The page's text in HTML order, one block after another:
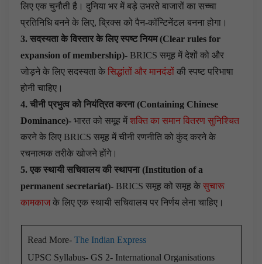
लिए एक चुनौती है। दुनिया भर में बड़े उभरते बाजारों का सच्चा
प्रतिनिधि बनने के लिए, ब्रिक्स को पैन-कॉन्टिनेंटल बनना होगा।
3. सदस्यता के विस्तार के लिए स्पष्ट नियम (Clear rules for
expansion of membership)- BRICS समूह में देशों को और
जोड़ने के लिए सदस्यता के सिद्धांतों और मानदंडों की स्पष्ट परिभाषा
होनी चाहिए।
4. चीनी प्रभुत्व को नियंत्रित करना (Containing Chinese
Dominance)- भारत को समूह मेंशक्ति का समान वितरण सुनिश्चित
करने के लिए BRICS समूह में चीनी रणनीति को कुंद करने के
रचनात्मक तरीके खोजने होंगे।
5. एक स्थायी सचिवालय की स्थापना (Institution of a
permanent secretariat)- BRICS समूह को समूह के सुचारू
कामकाजके लिए एक स्थायी सचिवालय पर निर्णय लेना चाहिए।
Read More- The Indian Express
UPSC Syllabus- GS 2- International Organisations